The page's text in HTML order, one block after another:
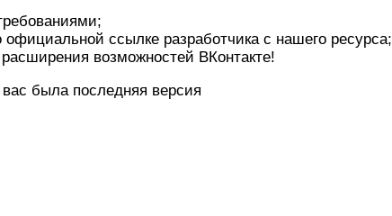
официальной ссылке разработчика с нашего ресурса;
возможностей ВКонтакте!
была последняя версия